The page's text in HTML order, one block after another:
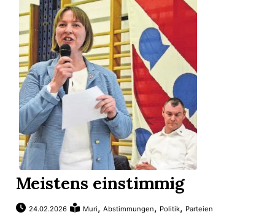
Meistens einstimmig
24.02.2026 Muri,Abstimmungen, Politik, Parteien